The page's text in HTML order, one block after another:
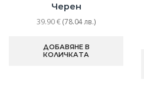
Черен
39.90€(78.04 лв.)
ДОБАВЯНЕ В
КОЛИЧКАТА